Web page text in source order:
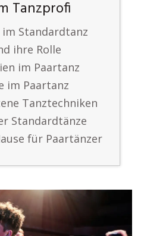
Tanzprofi
Standardtanz
ihre Rolle
im Paartanz
im Paartanz
Tanztechniken
Standardtänze
für Paartänzer